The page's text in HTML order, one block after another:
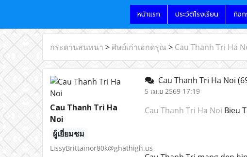
หน้าแรก ประวัติโรงเรียน กิจ
กระดานสนทนา > ศิษย์เก่าเอกดรุณ > Cau Thanh Tri Ha
Cau Thanh Tri Ha
Noi
ผู้เยี่ยมชม
LissyBrittainor80k@ghathigh.us
Cau Thanh Tri Ha Noi
5 เม.ย 2569 17:19
Cau Thanh Tri Ha Noi Bieu